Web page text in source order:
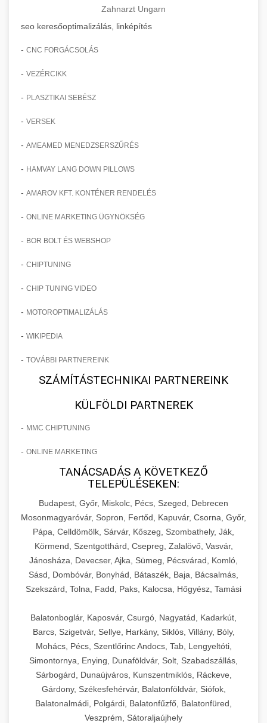
Zahnarzt Ungarn
seo keresőoptimalizálás, linképítés
- CNC FORGÁCSOLÁS
- VEZÉRCIKK
- PLASZTIKAI SEBÉSZ
- VERSEK
- AMEAMED MENEDZSERSZŰRÉS
- HAMVAY LANG DOWN PILLOWS
- AMAROV KFT. KONTÉNER RENDELÉS
- ONLINE MARKETING ÜGYNÖKSÉG
- BOR BOLT ÉS WEBSHOP
- CHIPTUNING
- CHIP TUNING VIDEO
- MOTOROPTIMALIZÁLÁS
- WIKIPEDIA
- TOVÁBBI PARTNEREINK
SZÁMÍTÁSTECHNIKAI PARTNEREINK
KÜLFÖLDI PARTNEREK
- MMC CHIPTUNING
- ONLINE MARKETING
TANÁCSADÁS A KÖVETKEZŐ
TELEPÜLÉSEKEN:
Budapest, Győr, Miskolc, Pécs, Szeged, Debrecen
Mosonmagyaróvár, Sopron, Fertőd, Kapuvár, Csorna, Győr,
Pápa, Celldömölk, Sárvár, Kőszeg, Szombathely, Ják,
Körmend, Szentgotthárd, Csepreg, Zalalövő, Vasvár,
Jánosháza, Devecser, Ajka, Sümeg, Pécsvárad, Komló,
Sásd, Dombóvár, Bonyhád, Bátaszék, Baja, Bácsalmás,
Szekszárd, Tolna, Fadd, Paks, Kalocsa, Hőgyész, Tamási
Balatonboglár, Kaposvár, Csurgó, Nagyatád, Kadarkút,
Barcs, Szigetvár, Sellye, Harkány, Siklós, Villány, Bóly,
Mohács, Pécs, Szentlőrinc Andocs, Tab, Lengyeltóti,
Simontornya, Enying, Dunaföldvár, Solt, Szabadszállás,
Sárbogárd, Dunaújváros, Kunszentmiklós, Ráckeve,
Gárdony, Székesfehérvár, Balatonföldvár, Siófok,
Balatonalmádi, Polgárdi, Balatonfűzfő, Balatonfüred,
Veszprém, Sátoraljaújhely